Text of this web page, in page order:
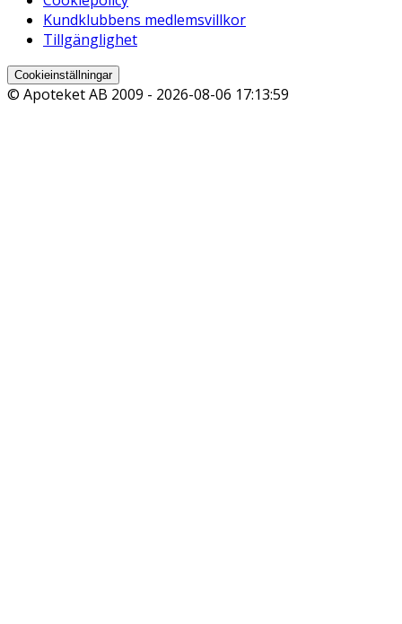
Kundklubbens medlemsvillkor
Tillgänglighet
Cookieinställningar
© Apoteket AB 2009 - 2026-08-06 17:13:59